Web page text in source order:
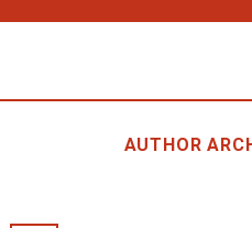
AUTHOR